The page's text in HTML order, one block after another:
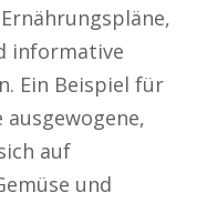
informative
Ein Beispiel für
auf
und